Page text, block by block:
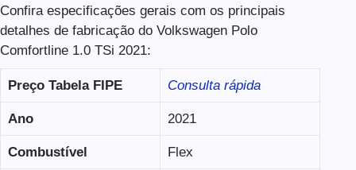
Confira especificações gerais com os principais
detalhes de fabricação do Volkswagen Polo
Comfortline 1.0 TSi 2021:
Preço Tabela FIPE Consulta rápida
Ano 2021
Combustível Flex